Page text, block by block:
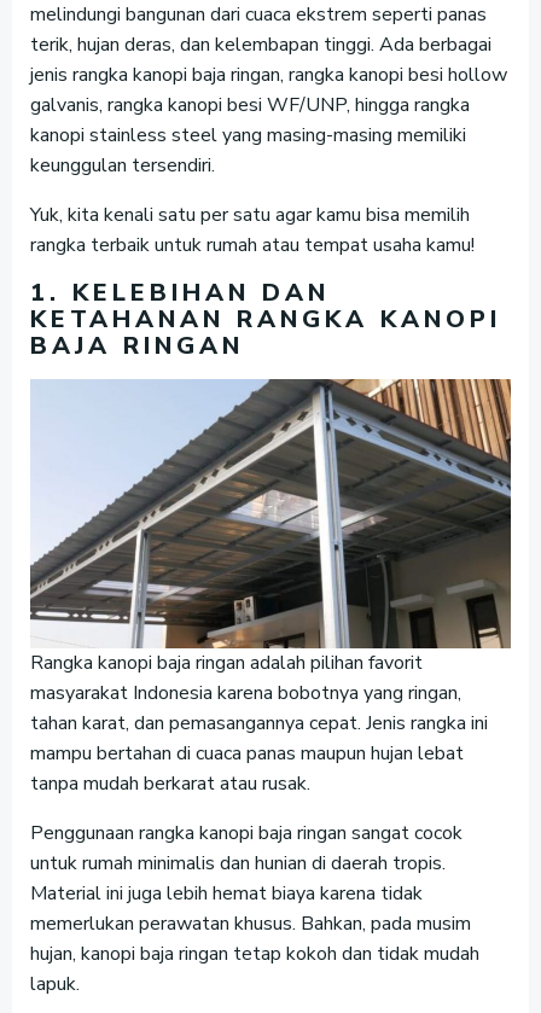
melindungi bangunan dari cuaca ekstrem seperti panas
terik, hujan deras, dan kelembapan tinggi. Ada berbagai
jenis rangka kanopi baja ringan, rangka kanopi besi hollow
galvanis, rangka kanopi besi WF/UNP, hingga rangka
kanopi stainless steel yang masing-masing memiliki
keunggulan tersendiri.
Yuk, kita kenali satu per satu agar kamu bisa memilih
rangka terbaik untuk rumah atau tempat usaha kamu!
1. KELEBIHAN DAN
KETAHANAN RANGKA KANOPI
BAJA RINGAN
Rangka kanopi baja ringan adalah pilihan favorit
masyarakat Indonesia karena bobotnya yang ringan,
tahan karat, dan pemasangannya cepat. Jenis rangka ini
mampu bertahan di cuaca panas maupun hujan lebat
tanpa mudah berkarat atau rusak.
Penggunaan rangka kanopi baja ringan sangat cocok
untuk rumah minimalis dan hunian di daerah tropis.
Material ini juga lebih hemat biaya karena tidak
memerlukan perawatan khusus. Bahkan, pada musim
hujan, kanopi baja ringan tetap kokoh dan tidak mudah
lapuk.